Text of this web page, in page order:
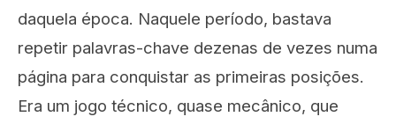
daquela época. Naquele período, bastava
repetir palavras-chave dezenas de vezes numa
página para conquistar as primeiras posições.
Era um jogo técnico, quase mecânico, que